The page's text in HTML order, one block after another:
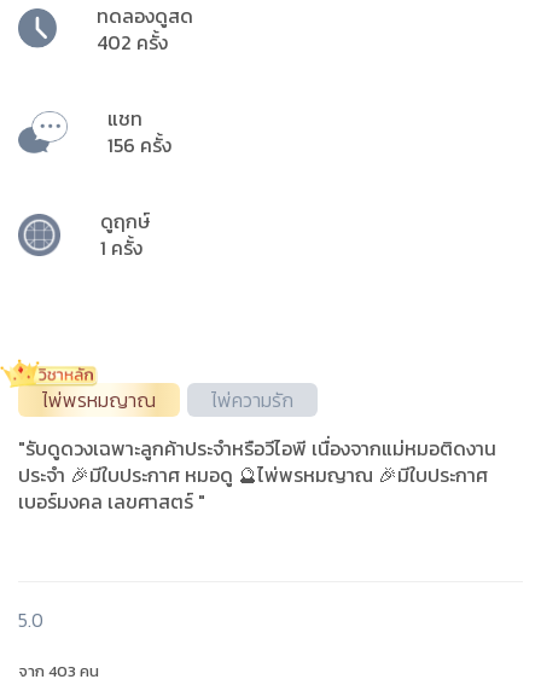
ทดลองดูสด
402 ครั้ง
แชท
156 ครั้ง
ดูฤกษ์
1 ครั้ง
ไพ่พรหมญาณ
ไพ่ความรัก
"รับดูดวงเฉพาะลูกค้าประจำหรือวีไอพี เนื่องจากแม่หมอติดงาน
ประจำ 🎉มีใบประกาศ หมอดู 🔮ไพ่พรหมญาณ 🎉มีใบประกาศ
เบอร์มงคล เลขศาสตร์ "
5.0
จาก 403 คน